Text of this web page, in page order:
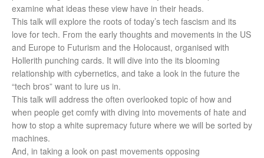
examine what ideas these view have in their heads.
This talk will explore the roots of today’s tech fascism and its
love for tech. From the early thoughts and movements in the US
and Europe to Futurism and the Holocaust, organised with
Hollerith punching cards. It will dive into the its blooming
relationship with cybernetics, and take a look in the future the
“tech bros” want to lure us in.
This talk will address the often overlooked topic of how and
when people get comfy with diving into movements of hate and
how to stop a white supremacy future where we will be sorted by
machines.
And, in taking a look on past movements opposing